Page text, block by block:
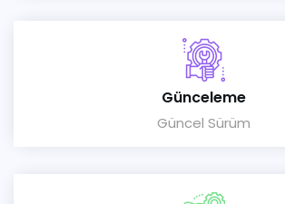
Günceleme
Güncel Sürüm